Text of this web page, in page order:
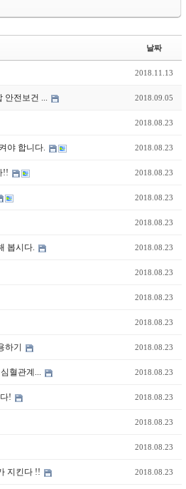
e
le
날짜
2018.11.13
안전보건 ... 2018.09.05
2018.08.23
야 합니다. 2018.08.23
!! 2018.08.23
2018.08.23
2018.08.23
봅시다. 2018.08.23
2018.08.23
2018.08.23
2018.08.23
하기 2018.08.23
혈관계... 2018.08.23
! 2018.08.23
2018.08.23
2018.08.23
지킨다 !! 2018.08.23